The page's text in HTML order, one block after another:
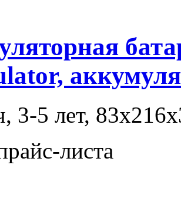
3-5 лет,
листа